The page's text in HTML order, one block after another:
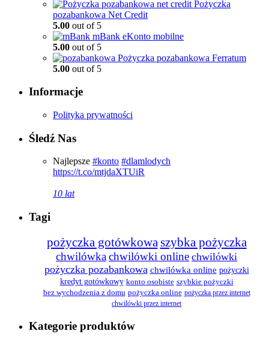
Pożyczka
pozabankowa Net Credit
5.00 out of 5
mBank eKonto mobilne
5.00 out of 5
Pożyczka pozabankowa Ferratum
5.00 out of 5
Informacje
Polityka prywatności
Śledź Nas
Najlepsze #konto #dlamlodych
https://t.co/mtjdaXTUiR
10 lat
Tagi
pożyczka gotówkowaszybka pożyczka
chwilówkachwilówki online chwilówki
pożyczka pozabankowa chwilówka online pożyczki
kredyt gotówkowy konto osobiste szybkie pożyczki
bez wychodzenia z domu pożyczka online pożyczka przez internet
chwilówki przez internet
Kategorie produktów